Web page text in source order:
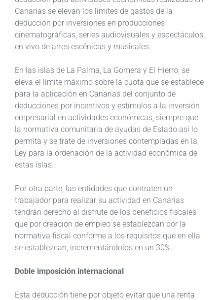
Canarias se elevan los límites de gastos de la
deducción por inversiones en producciones
cinematográficas, series audiovisuales y espectáculos
en vivo de artes escénicas y musicales.
En las islas de La Palma, La Gomera y El Hierro, se
eleva el límite máximo sobre la cuota que se establece
para la aplicación en Canarias del conjunto de
deducciones por incentivos y estímulos a la inversión
empresarial en actividades económicas, siempre que
la normativa comunitaria de ayudas de Estado así lo
permita y se trate de inversiones contempladas en la
Ley para la ordenación de la actividad económica de
estas islas.
Por otra parte, las entidades que contraten un
trabajador para realizar su actividad en Canarias
tendrán derecho al disfrute de los beneficios fiscales
que por creación de empleo se establezcan por la
normativa fiscal conforme a los requisitos que en ella
se establezcan, incrementándolos en un 30%.
Doble imposición internacional
Esta deducción tiene por objeto evitar que una renta